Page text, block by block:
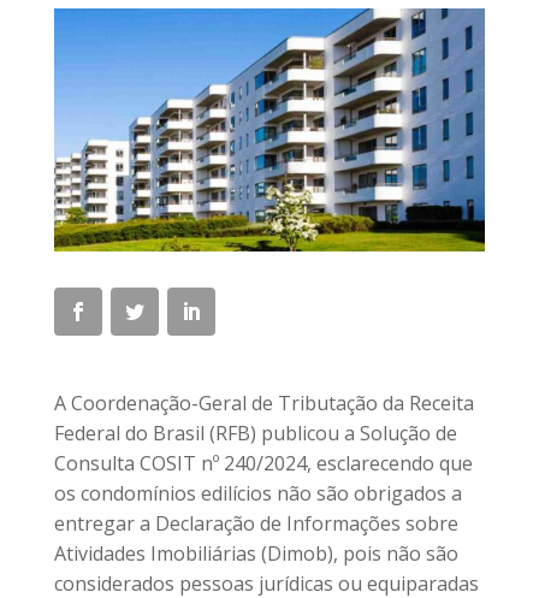
A Coordenação-Geral de Tributação da Receita
Federal do Brasil (RFB) publicou a Solução de
Consulta COSIT nº 240/2024, esclarecendo que
os condomínios edilícios não são obrigados a
entregar a Declaração de Informações sobre
Atividades Imobiliárias (Dimob), pois não são
considerados pessoas jurídicas ou equiparadas